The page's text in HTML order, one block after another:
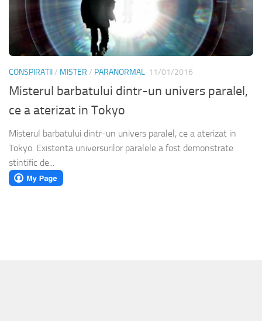
CONSPIRATII/ MISTER / PARANORMAL 11/01/2016
Misterul barbatului dintr-un univers paralel,
ce a aterizat in Tokyo
Misterul barbatului dintr-un univers paralel, ce a aterizat in
Tokyo. Existenta universurilor paralele a fost demonstrate
stintific de...